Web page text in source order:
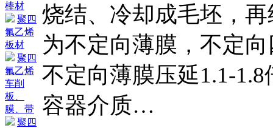
棒材
聚四
氟乙烯
板材
聚四
氟乙烯
车削
板、
膜、带
聚四
烧结、冷却成毛坯，
为不定向薄膜，不定
不定向薄膜压延1.1-
容器介质…